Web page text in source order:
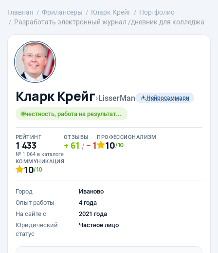
Главная Фрилансеры Кларк Крейг
Портфолио
Разработать электронный журнал /дневник для колледжа
Кларк Крейг›LisserMan Нейросаммари
честность, работа на результат...
РЕЙТИНГ
1 433
№ 1 064 в каталоге
ОТЗЫВЫ
61 / 1
ПРОФЕССИОНАЛИЗМ
10/10
КОММУНИКАЦИЯ
10/10
Город
Иваново
Опыт работы
4 года
На сайте с
2021 года
Юридический
статус
Частное лицо